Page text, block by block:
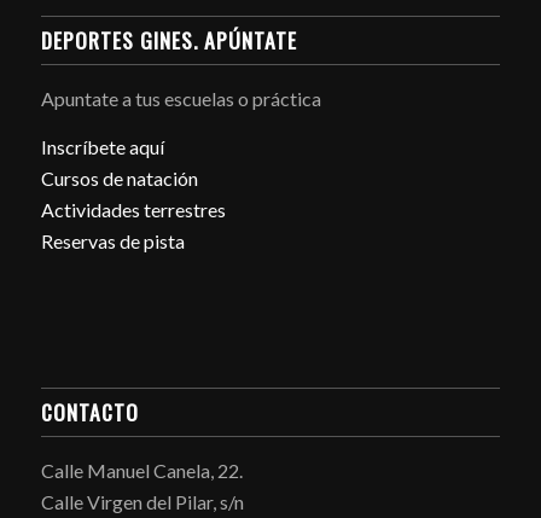
DEPORTES GINES. APÚNTATE
Apuntate a tus escuelas o práctica
Inscríbete aquí
Cursos de natación
Actividades terrestres
Reservas de pista
CONTACTO
Calle Manuel Canela, 22.
Calle Virgen del Pilar, s/n